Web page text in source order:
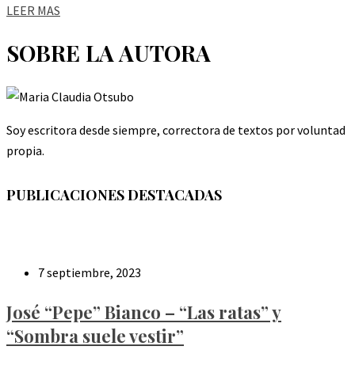
LEER MAS
SOBRE LA AUTORA
Soy escritora desde siempre, correctora de textos por voluntad
propia.
PUBLICACIONES DESTACADAS
7 septiembre, 2023
José “Pepe” Bianco – “Las ratas” y
“Sombra suele vestir”